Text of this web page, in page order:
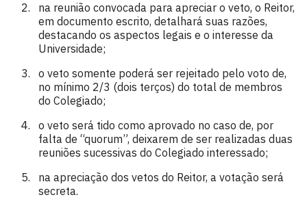
na reunião convocada para apreciar o veto, o Reitor,
em documento escrito, detalhará suas razões,
destacando os aspectos legais e o interesse da
Universidade;
o veto somente poderá ser rejeitado pelo voto de,
no mínimo 2/3 (dois terços) do total de membros
do Colegiado;
o veto será tido como aprovado no caso de, por
falta de “quorum”, deixarem de ser realizadas duas
reuniões sucessivas do Colegiado interessado;
na apreciação dos vetos do Reitor, a votação será
secreta.